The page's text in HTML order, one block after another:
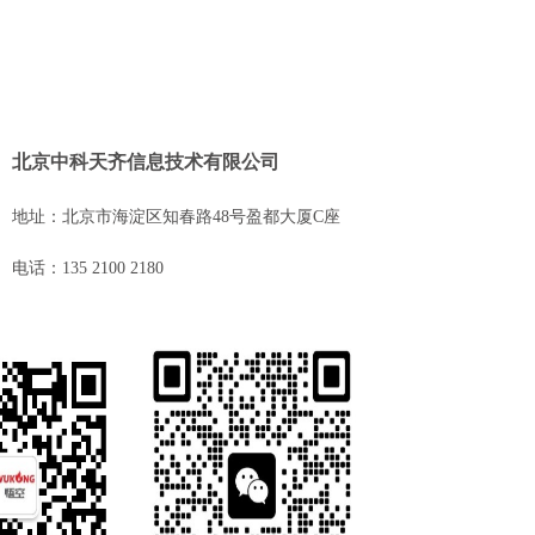
北京中科天齐信息技术有限公司
地址：北京市海淀区知春路48号盈都大厦C座
电话：135 2100 2180